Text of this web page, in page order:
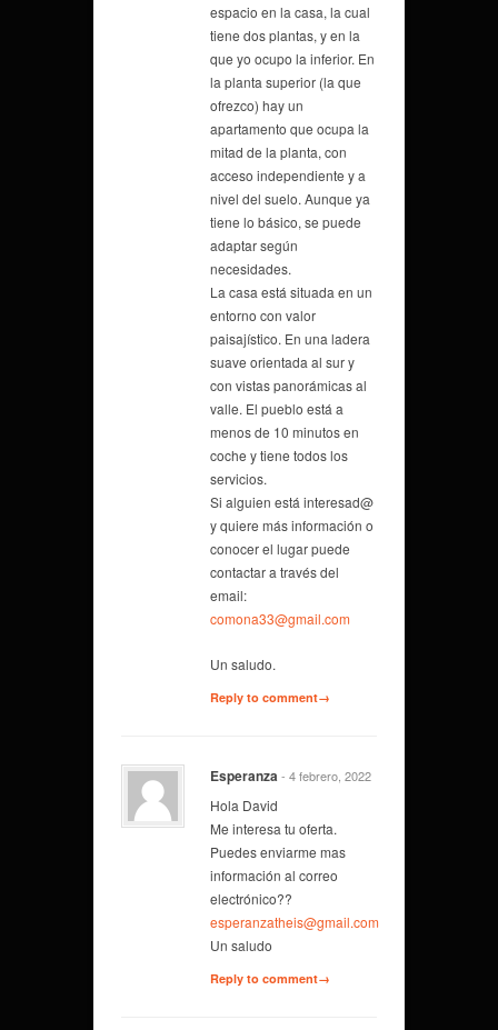
espacio en la casa, la cual
tiene dos plantas, y en la
que yo ocupo la inferior. En
la planta superior (la que
ofrezco) hay un
apartamento que ocupa la
mitad de la planta, con
acceso independiente y a
nivel del suelo. Aunque ya
tiene lo básico, se puede
adaptar según
necesidades.
La casa está situada en un
entorno con valor
paisajístico. En una ladera
suave orientada al sur y
con vistas panorámicas al
valle. El pueblo está a
menos de 10 minutos en
coche y tiene todos los
servicios.
Si alguien está interesad@
y quiere más información o
conocer el lugar puede
contactar a través del
email:
comona33@gmail.com
Un saludo.
Reply to comment→
Esperanza- 4 febrero, 2022
Hola David
Me interesa tu oferta.
Puedes enviarme mas
información al correo
electrónico??
esperanzatheis@gmail.com
Un saludo
Reply to comment→